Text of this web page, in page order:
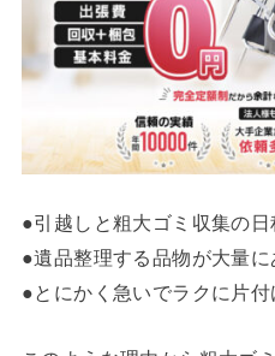
●引越しと粗大ゴミ収集の
●遺品整理する品物が大量に
●とにかく急いでラクに片付